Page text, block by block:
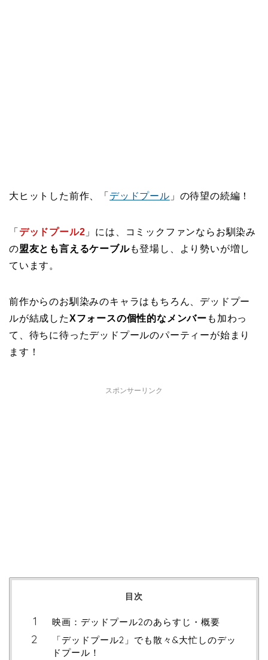
大ヒットした前作、「 デッドプール 」の待望の続編！
「 デッドプール2 」には、コミックファンならお馴染み
の盟友とも言えるケーブルも登場し、より勢いが増し
ています。
前作からのお馴染みのキャラはもちろん、デッドプー
ルが結成したXフォースの個性的なメンバー も加わっ
て、待ちに待ったデッドプールのパーティーが始まり
ます！
スポンサーリンク
目次
映画：デッドプール2のあらすじ・概要
「デッドプール2」でも散々&大忙しのデッ
ドプール！